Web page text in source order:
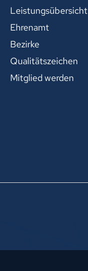
Leistungsübersicht
Ehrenamt
Bezirke
Qualitätszeichen
Mitglied werden